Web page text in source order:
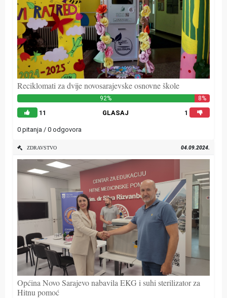
Reciklomati za dvije novosarajevske osnovne škole
92% 8%
11 GLASAJ 1
0 pitanja / 0 odgovora
ZDRAVSTVO 04.09.2024.
Općina Novo Sarajevo nabavila EKG i suhi sterilizator za
Hitnu pomoć